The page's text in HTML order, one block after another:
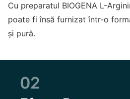
Cu preparatul BIOGENA L-
poate fi însă furnizat într-o
și pură.
02